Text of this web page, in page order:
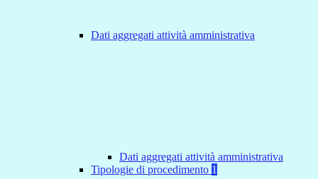
Dati aggregati attività amministrativa
Dati aggregati attività amministrativa
Tipologie di procedimento 1